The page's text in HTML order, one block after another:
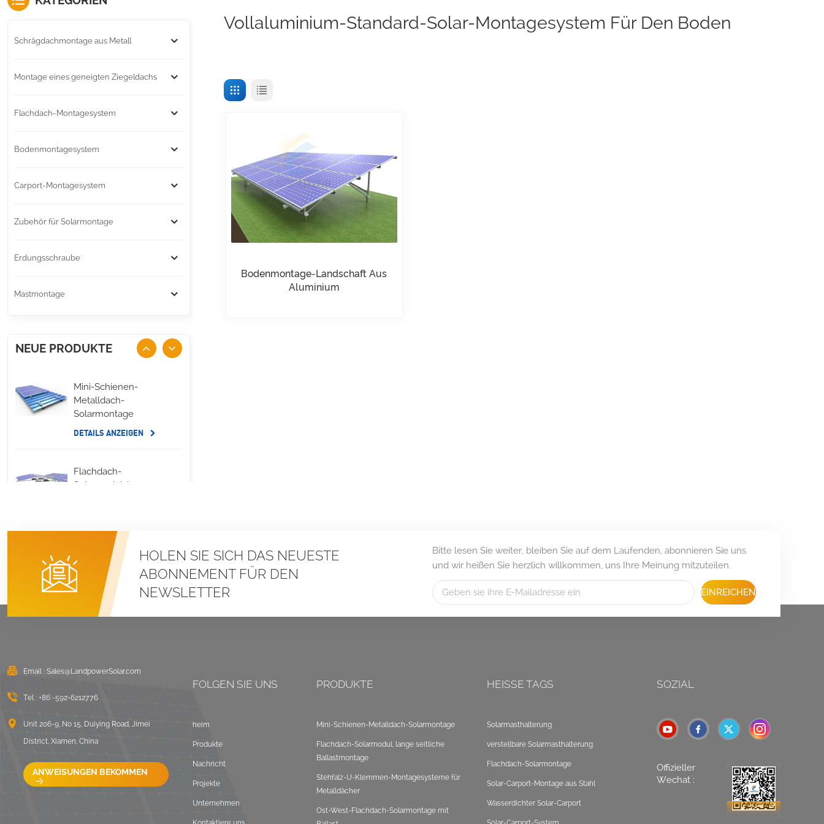
Vollaluminium-Standard-Solar-Montagesystem Für Den Boden
Bodenmontage-Landschaft Aus
Aluminium
Schrägdachmontage aus Metall
Montage eines geneigten Ziegeldachs
Flachdach-Montagesystem
Bodenmontagesystem
Carport-Montagesystem
Zubehör für Solarmontage
Erdungsschraube
Mastmontage
NEUE PRODUKTE
Mini-Schienen-
Metalldach-
Solarmontage
DETAILS ANZEIGEN
Flachdach-
Solarmodul, lange
Stehfalz-U-Klemmen-
Montagesysteme für
Metalldächer
DETAILS ANZEIGEN
Ballast
LongRail-
Montagesysteme für
DETAILS ANZEIGEN
HOLEN SIE SICH DAS NEUESTE
ABONNEMENT FÜR DEN
NEWSLETTER
Bitte lesen Sie weiter, bleiben Sie auf dem Laufenden, abonnieren Sie uns
und wir heißen Sie herzlich willkommen, uns Ihre Meinung mitzuteilen.
EINREICHEN
Email : Sales@LandpowerSolar.com
Tel : +86 -592-6212776
Unit 206-9, No 15, Duiying Road, Jimei
District, Xiamen, China
ANWEISUNGEN BEKOMMEN
FOLGEN SIE UNS
heim
Produkte
Nachricht
Projekte
Unternehmen
PRODUKTE
Mini-Schienen-Metalldach-Solarmontage
Flachdach-Solarmodul, lange seitliche
Ballastmontage
Stehfalz-U-Klemmen-Montagesysteme für
Metalldächer
Ost-West-Flachdach-Solarmontage mit
HEISSE TAGS
Solarmasthalterung
verstellbare Solarmasthalterung
Flachdach-Solarmontage
Solar-Carport-Montage aus Stahl
Wasserdichter Solar-Carport
SOZIAL
Offizieller
Wechat :